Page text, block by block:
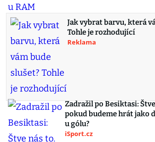
Jak vybrat barvu, která
Tohle je rozhodující
Reklama
Zadražil po Besiktasi:
pokud budeme hrát jako
u gólu?
iSport.cz